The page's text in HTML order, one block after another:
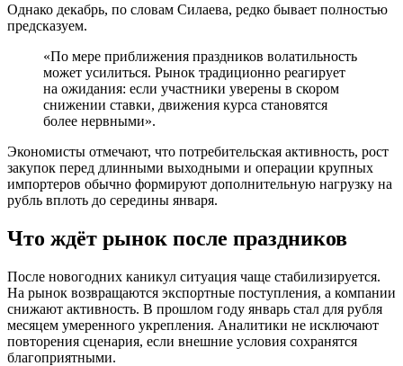
Однако декабрь, по словам Силаева, редко бывает полностью
предсказуем.
«По мере приближения праздников волатильность
может усилиться. Рынок традиционно реагирует
на ожидания: если участники уверены в скором
снижении ставки, движения курса становятся
более нервными».
Экономисты отмечают, что потребительская активность, рост
закупок перед длинными выходными и операции крупных
импортеров обычно формируют дополнительную нагрузку на
рубль вплоть до середины января.
Что ждёт рынок после праздников
После новогодних каникул ситуация чаще стабилизируется.
На рынок возвращаются экспортные поступления, а компании
снижают активность. В прошлом году январь стал для рубля
месяцем умеренного укрепления. Аналитики не исключают
повторения сценария, если внешние условия сохранятся
благоприятными.